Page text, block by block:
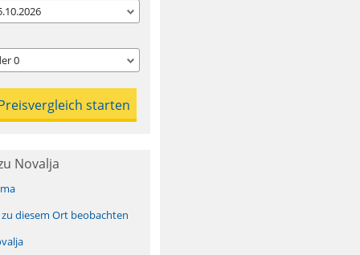
0
Novalja
diesem Ort beobachten